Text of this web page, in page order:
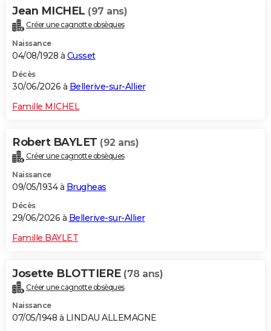
Jean MICHEL (97 ans)
Créer une cagnotte obsèques
Naissance
04/08/1928 à Cusset
Décès
30/06/2026 à Bellerive-sur-Allier
Famille MICHEL
Robert BAYLET (92 ans)
Créer une cagnotte obsèques
Naissance
09/05/1934 à Brugheas
Décès
29/06/2026 à Bellerive-sur-Allier
Famille BAYLET
Josette BLOTTIERE (78 ans)
Créer une cagnotte obsèques
Naissance
07/05/1948 à LINDAU ALLEMAGNE